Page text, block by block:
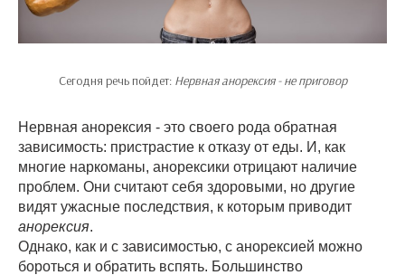
Сегодня речь пойдет: Нервная анорексия - не приговор
Нервная анорексия - это своего рода обратная
зависимость: пристрастие к отказу от еды. И, как
многие наркоманы, анорексики отрицают наличие
проблем. Они считают себя здоровыми, но другие
видят ужасные последствия, к которым приводит
анорексия.
Однако, как и с зависимостью, с анорексией можно
бороться и обратить вспять. Большинство